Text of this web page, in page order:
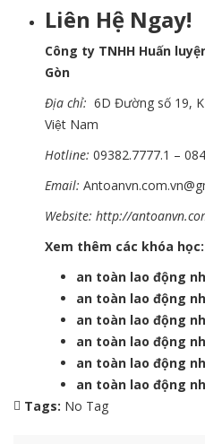
Liên Hệ Ngay!
Công ty TNHH Huấn
Gòn
Địa chỉ: 6D Đường số 19,
Việt Nam
Hotline: 09382.7777.1 –
Email:
Website: http://
Xem thêm các khóa học:
an toàn lao động
an toàn lao động
an toàn lao động
an toàn lao động
an toàn lao động
an toàn lao động
Tags: No Tag